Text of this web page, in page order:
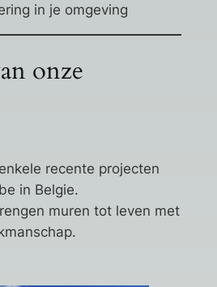
in je omgeving
onze
recente projecten
in Belgie.
muren tot leven met